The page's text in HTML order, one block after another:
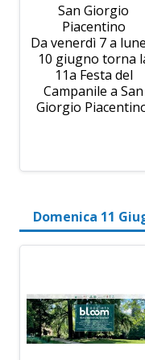
San Giorgio
Piacentino
Da venerdì 7 a
10 giugno torna
11a Festa del
Campanile a San
Giorgio
Domenica 11